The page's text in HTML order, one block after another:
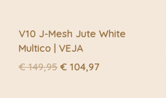
V10 J-Mesh Jute White
Multico | VEJA
€149,95 Oorspronkelijke
€ 104,97Huidige